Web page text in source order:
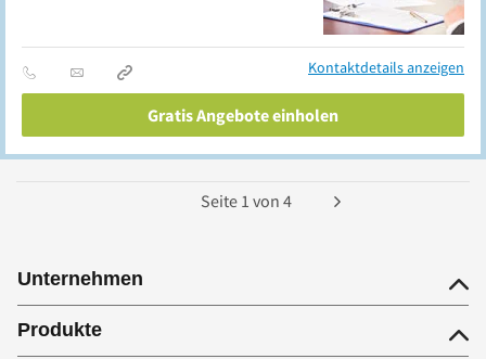
Kontaktdetails anzeigen
Gratis Angebote einholen
Seite 1 von 4
Unternehmen
Produkte